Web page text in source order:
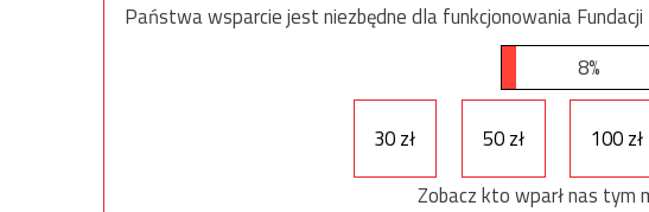
Państwa wsparcie jest niezbędne dla funkcjonowania
8%
30 zł 50 zł 100 zł
Zobacz kto wparł nas tym